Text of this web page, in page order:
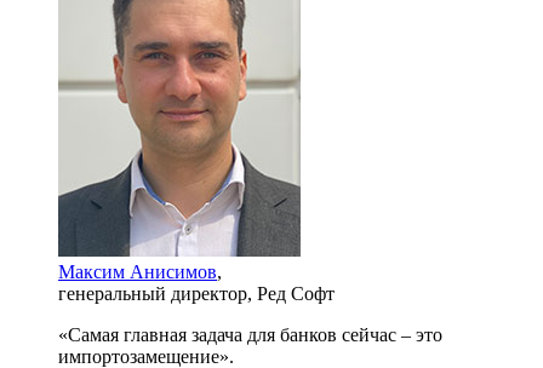
Максим Анисимов,
генеральный директор, Ред Софт
«Самая главная задача для банков сейчас – это
импортозамещение».